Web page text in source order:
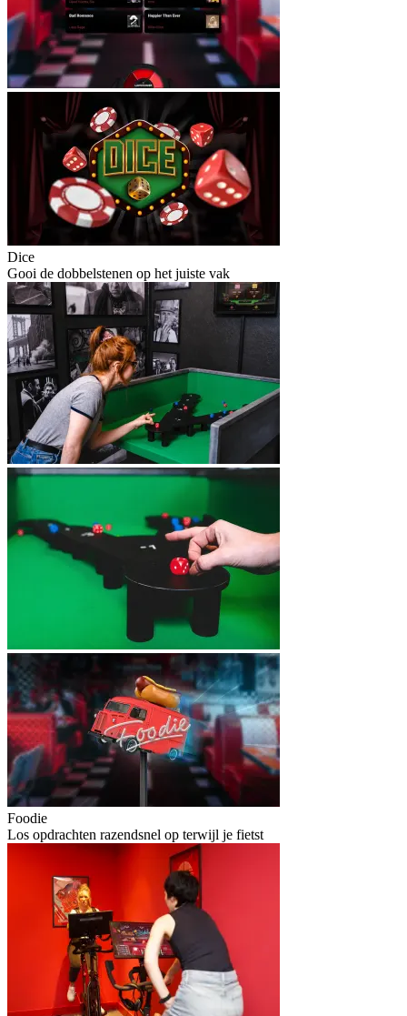
Dice
Gooi de dobbelstenen op het juiste vak
Foodie
Los opdrachten razendsnel op terwijl je fietst